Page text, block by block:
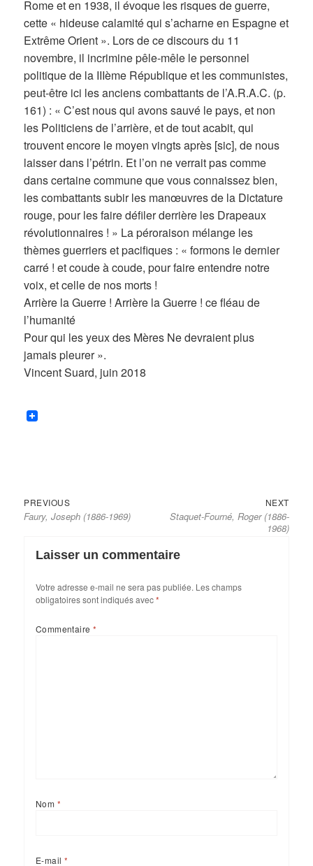
Rome et en 1938, il évoque les risques de guerre,
cette « hideuse calamité qui s’acharne en Espagne et
Extrême Orient ». Lors de ce discours du 11
novembre, il incrimine pêle-mêle le personnel
politique de la IIIème République et les communistes,
peut-être ici les anciens combattants de l’A.R.A.C. (p.
161) : « C’est nous qui avons sauvé le pays, et non
les Politiciens de l’arrière, et de tout acabit, qui
trouvent encore le moyen vingts après [sic], de nous
laisser dans l’pétrin. Et l’on ne verrait pas comme
dans certaine commune que vous connaissez bien,
les combattants subir les manœuvres de la Dictature
rouge, pour les faire défiler derrière les Drapeaux
révolutionnaires ! » La péroraison mélange les
thèmes guerriers et pacifiques : « formons le dernier
carré ! et coude à coude, pour faire entendre notre
voix, et celle de nos morts !
Arrière la Guerre ! Arrière la Guerre ! ce fléau de
l’humanité
Pour qui les yeux des Mères Ne devraient plus
jamais pleurer ».
Vincent Suard, juin 2018
Navigation
de
PREVIOUSPrevious
post:
Faury, Joseph (1886-1969)
NEXTNext
post:
Staquet-Fourné, Roger (1886-
1968)
Laisser un commentaire
Votre adresse e-mail ne sera pas publiée. Les champs
obligatoires sont indiqués avec*
Commentaire*
Nom *
E-mail *